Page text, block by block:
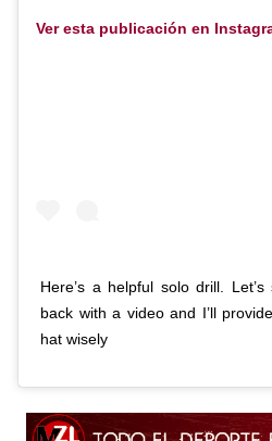
Ver esta publicación en
Here’s a helpful solo drill.
back with a video and I’ll
hat wisely